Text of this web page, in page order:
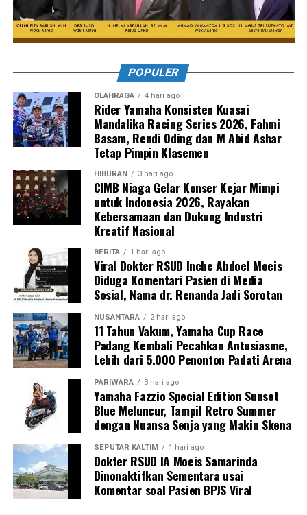
POPULER
OLAHRAGA 4 hari ago
Rider Yamaha Konsisten Kuasai
Mandalika Racing Series 2026, Fahmi
Basam, Rendi Oding dan M Abid Ashar
Tetap Pimpin Klasemen
HIBURAN 3 hari ago
CIMB Niaga Gelar Konser Kejar Mimpi
untuk Indonesia 2026, Rayakan
Kebersamaan dan Dukung Industri
Kreatif Nasional
BERITA 1 hari ago
Viral Dokter RSUD Inche Abdoel Moeis
Diduga Komentari Pasien di Media
Sosial, Nama dr. Renanda Jadi Sorotan
NUSANTARA 2 hari ago
11 Tahun Vakum, Yamaha Cup Race
Padang Kembali Pecahkan Antusiasme,
Lebih dari 5.000 Penonton Padati Arena
PARIWARA 3 hari ago
Yamaha Fazzio Special Edition Sunset
Blue Meluncur, Tampil Retro Summer
dengan Nuansa Senja yang Makin Skena
SEPUTAR KALTIM 1 hari ago
Dokter RSUD IA Moeis Samarinda
Dinonaktifkan Sementara usai
Komentar soal Pasien BPJS Viral